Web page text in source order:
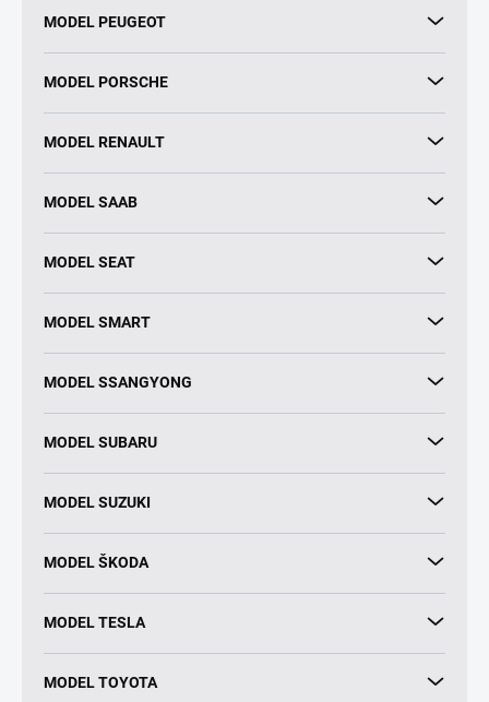
MODEL PEUGEOT
MODEL PORSCHE
MODEL RENAULT
MODEL SAAB
MODEL SEAT
MODEL SMART
MODEL SSANGYONG
MODEL SUBARU
MODEL SUZUKI
MODEL ŠKODA
MODEL TESLA
MODEL TOYOTA